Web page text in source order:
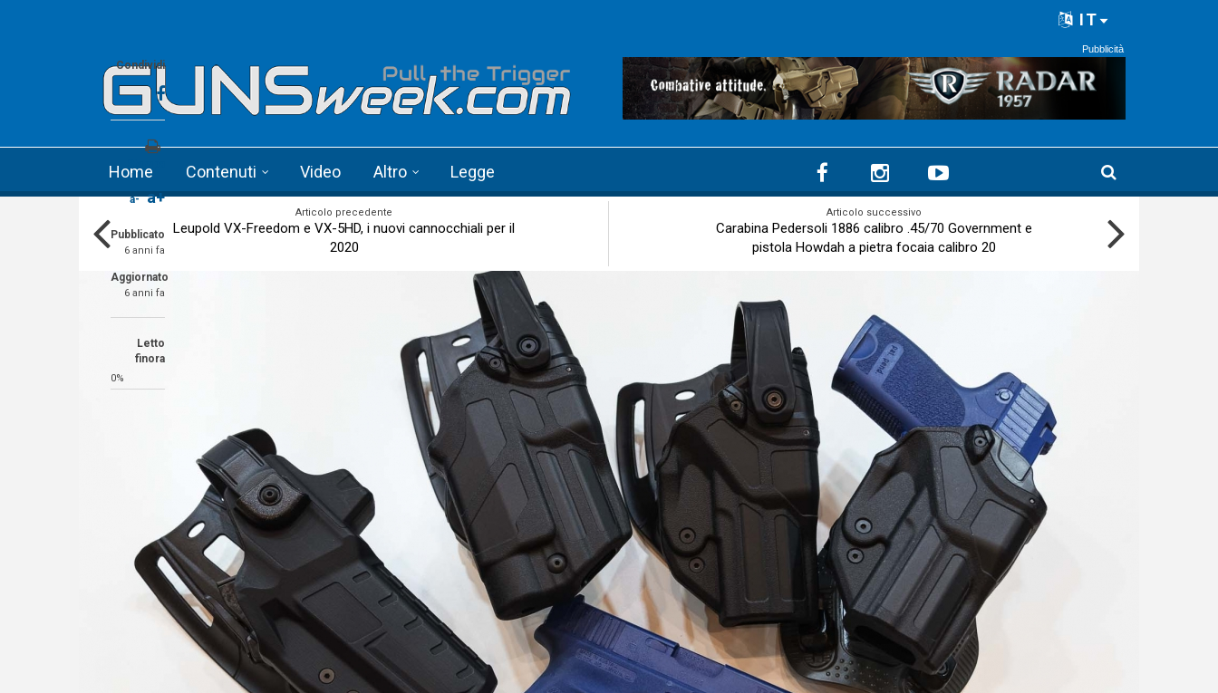
IT
Pubblicità
Home Contenuti Video Altro Legge
Articolo precedente
Leupold VX-Freedom e VX-5HD, i nuovi cannocchiali per il
2020
Articolo successivo
Carabina Pedersoli 1886 calibro .45/70 Government e
pistola Howdah a pietra focaia calibro 20
Condividi
a- a+
Pubblicato
6 anni fa
Aggiornato
6 anni fa
Letto
finora
0%